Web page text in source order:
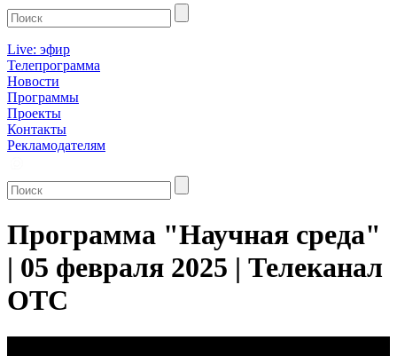
Live: эфир
Телепрограмма
Новости
Программы
Проекты
Контакты
Рекламодателям
Программа "Научная среда"
| 05 февраля 2025 | Телеканал
ОТС